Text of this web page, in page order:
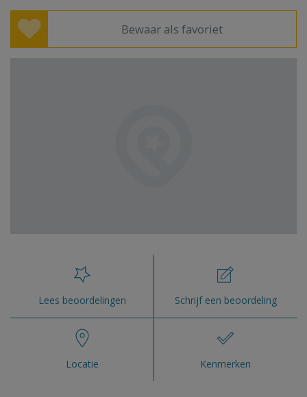
Bewaar als favoriet
Lees beoordelingen Schrijf een beoordeling
Locatie Kenmerken